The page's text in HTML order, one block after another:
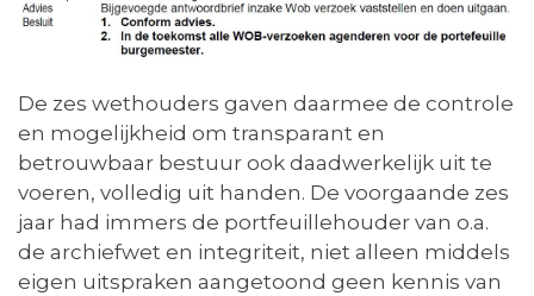
De zes wethouders gaven daarmee de controle
en mogelijkheid om transparant en
betrouwbaar bestuur ook daadwerkelijk uit te
voeren, volledig uit handen. De voorgaande zes
jaar had immers de portfeuillehouder van o.a.
de archiefwet en integriteit, niet alleen middels
eigen uitspraken aangetoond geen kennis van